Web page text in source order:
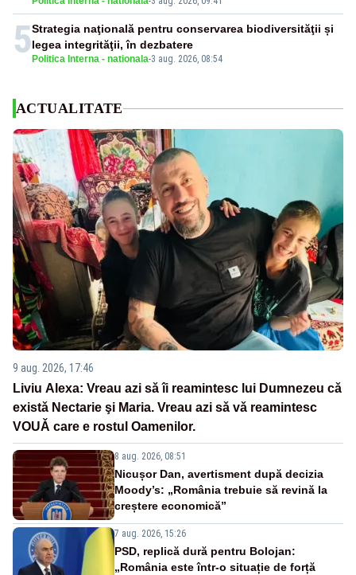
5 Politica Interna - nationala-3 aug. 2026, 08:54
Strategia naţională pentru conservarea biodiversităţii și
legea integrităţii, în dezbatere
ACTUALITATE
9 aug. 2026, 17:46
Liviu Alexa: Vreau azi sǎ îi reamintesc lui Dumnezeu cǎ
existǎ Nectarie şi Maria. Vreau azi sǎ vǎ reamintesc
VOUǍ care e rostul Oamenilor.
8 aug. 2026, 08:51
Nicușor Dan, avertisment după decizia
Moody’s: „România trebuie să revină la
creștere economică”
7 aug. 2026, 15:26
PSD, replică dură pentru Bolojan:
„România este într-o situație de forță